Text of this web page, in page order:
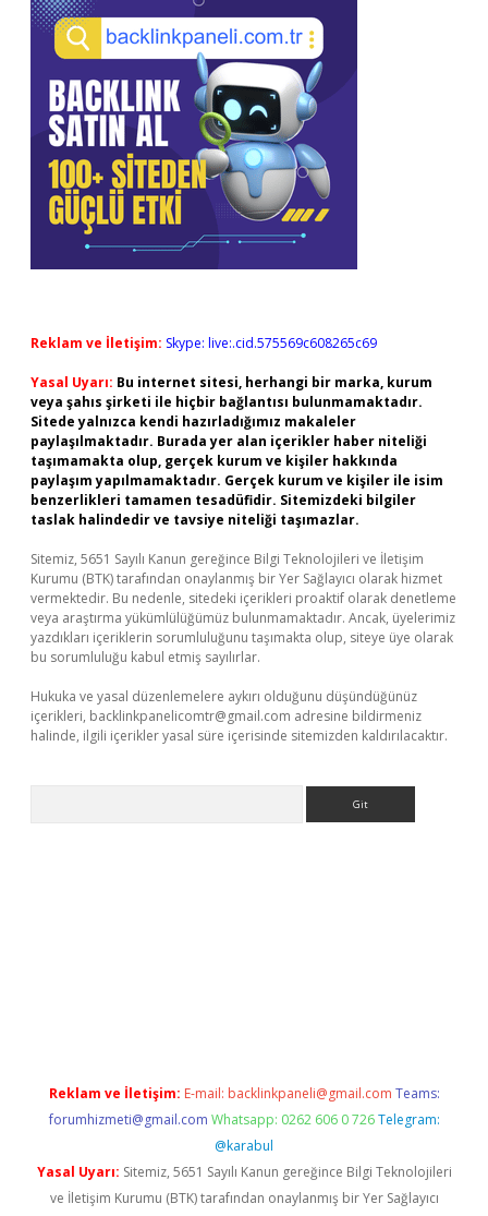
Reklam ve İletişim: Skype: live:.cid.575569c608265c69
Yasal Uyarı: Bu internet sitesi, herhangi bir marka, kurum
veya şahıs şirketi ile hiçbir bağlantısı bulunmamaktadır.
Sitede yalnızca kendi hazırladığımız makaleler
paylaşılmaktadır. Burada yer alan içerikler haber niteliği
taşımamakta olup, gerçek kurum ve kişiler hakkında
paylaşım yapılmamaktadır. Gerçek kurum ve kişiler ile isim
benzerlikleri tamamen tesadüfidir. Sitemizdeki bilgiler
taslak halindedir ve tavsiye niteliği taşımazlar.
Sitemiz, 5651 Sayılı Kanun gereğince Bilgi Teknolojileri ve İletişim
Kurumu (BTK) tarafından onaylanmış bir Yer Sağlayıcı olarak hizmet
vermektedir. Bu nedenle, sitedeki içerikleri proaktif olarak denetleme
veya araştırma yükümlülüğümüz bulunmamaktadır. Ancak, üyelerimiz
yazdıkları içeriklerin sorumluluğunu taşımakta olup, siteye üye olarak
bu sorumluluğu kabul etmiş sayılırlar.
Hukuka ve yasal düzenlemelere aykırı olduğunu düşündüğünüz
içerikleri, backlinkpanelicomtr@gmail.com adresine bildirmeniz
halinde, ilgili içerikler yasal süre içerisinde sitemizden kaldırılacaktır.
Reklam ve İletişim: E-mail: backlinkpaneli@gmail.com Teams:
forumhizmeti@gmail.com Whatsapp: 0262 606 0 726 Telegram:
@karabul
Yasal Uyarı: Sitemiz, 5651 Sayılı Kanun gereğince Bilgi Teknolojileri
ve İletişim Kurumu (BTK) tarafından onaylanmış bir Yer Sağlayıcı